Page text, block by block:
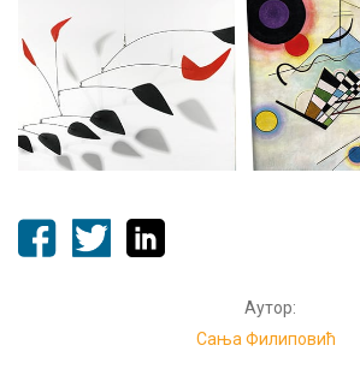
Аутор:
Сања Филиповић